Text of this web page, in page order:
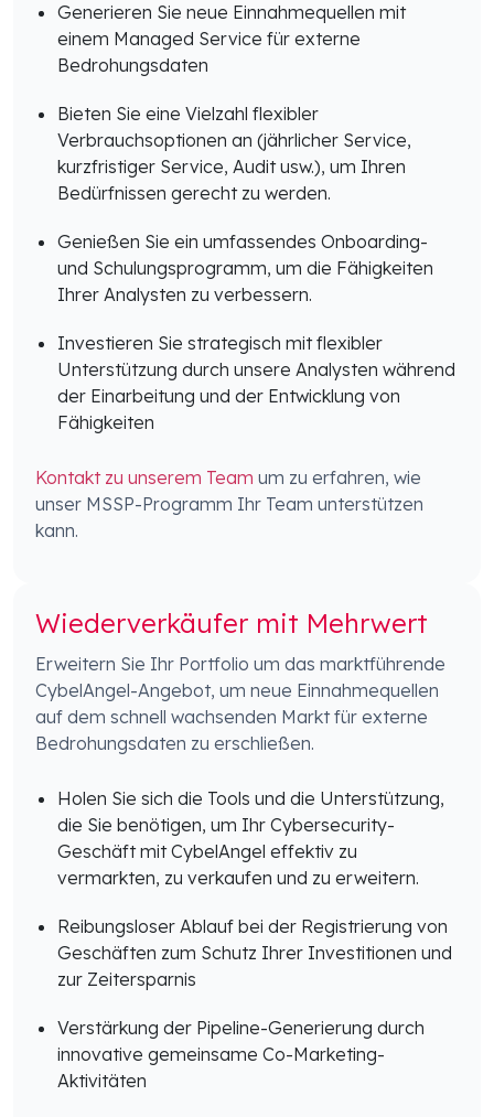
Generieren Sie neue Einnahmequellen mit
einem Managed Service für externe
Bedrohungsdaten
Bieten Sie eine Vielzahl flexibler
Verbrauchsoptionen an (jährlicher Service,
kurzfristiger Service, Audit usw.), um Ihren
Bedürfnissen gerecht zu werden.
Genießen Sie ein umfassendes Onboarding-
und Schulungsprogramm, um die Fähigkeiten
Ihrer Analysten zu verbessern.
Investieren Sie strategisch mit flexibler
Unterstützung durch unsere Analysten während
der Einarbeitung und der Entwicklung von
Fähigkeiten
Kontakt zu unserem Team um zu erfahren, wie
unser MSSP-Programm Ihr Team unterstützen
kann.
Wiederverkäufer mit Mehrwert
Erweitern Sie Ihr Portfolio um das marktführende
CybelAngel-Angebot, um neue Einnahmequellen
auf dem schnell wachsenden Markt für externe
Bedrohungsdaten zu erschließen.
Holen Sie sich die Tools und die Unterstützung,
die Sie benötigen, um Ihr Cybersecurity-
Geschäft mit CybelAngel effektiv zu
vermarkten, zu verkaufen und zu erweitern.
Reibungsloser Ablauf bei der Registrierung von
Geschäften zum Schutz Ihrer Investitionen und
zur Zeitersparnis
Verstärkung der Pipeline-Generierung durch
innovative gemeinsame Co-Marketing-
Aktivitäten